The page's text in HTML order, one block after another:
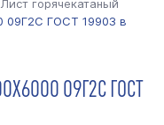
горячекатаный
09Г2С ГОСТ 19903 в
09Г2С ГОСТ